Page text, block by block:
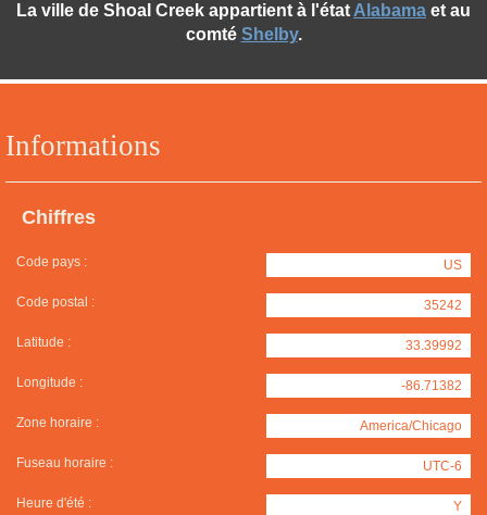
Informations
Chiffres
Code pays : US
Code postal : 35242
Latitude : 33.39992
Longitude : -86.71382
Zone horaire : America/Chicago
Fuseau horaire : UTC-6
Heure d'été : Y
La ville de Shoal Creek appartient à l'état Alabama et au
comté Shelby.